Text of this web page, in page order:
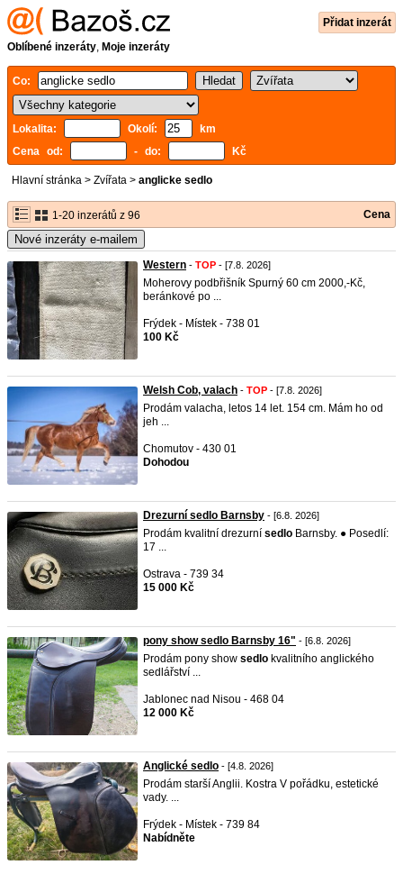
Přidat inzerát
Oblíbené inzeráty, Moje inzeráty
Co:
Lokalita: Okolí:
km
Cena od:
- do: Kč
Hlavní stránka > Zvířata > anglicke sedlo
1-20 inzerátů z 96 Cena
Nové inzeráty e-mailem
Western - TOP - [7.8. 2026]
Moherovy podbřišník Spurný 60 cm 2000,-Kč,
beránkové po ...
Frýdek - Místek - 738 01
100 Kč
Welsh Cob, valach - TOP - [7.8. 2026]
Prodám valacha, letos 14 let. 154 cm. Mám ho od
jeh ...
Chomutov - 430 01
Dohodou
Drezurní sedlo Barnsby - [6.8. 2026]
Prodám kvalitní drezurní sedlo Barnsby. ● Posedlí:
17 ...
Ostrava - 739 34
15 000 Kč
pony show sedlo Barnsby 16" - [6.8. 2026]
Prodám pony show sedlo kvalitního anglického
sedlářství ...
Jablonec nad Nisou - 468 04
12 000 Kč
Anglické sedlo - [4.8. 2026]
Prodám starší Anglii. Kostra V pořádku, estetické
vady. ...
Frýdek - Místek - 739 84
Nabídněte